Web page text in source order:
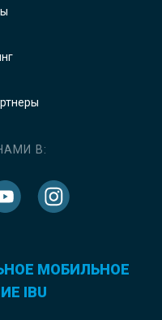
В:
МОБИЛЬНОЕ
IBU